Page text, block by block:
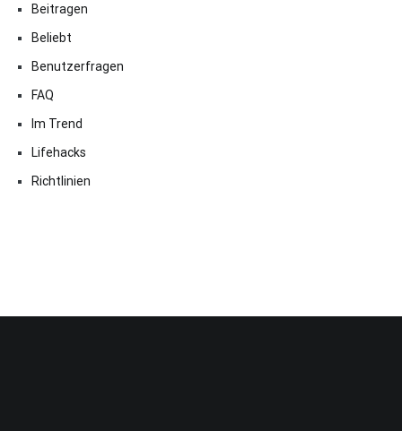
Beitragen
Beliebt
Benutzerfragen
FAQ
Im Trend
Lifehacks
Richtlinien